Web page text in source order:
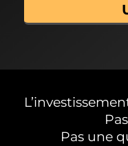
Pas une